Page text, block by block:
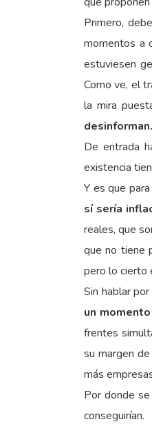
Primero,
momentos a
estuviesen
Como ve, el
la mira
desinforman.
De entrada
existencia
Y es que
sí sería
reales, que
que no tiene
pero lo cierto
Sin hablar
un
frentes
su margen
más
Por donde
conseguirían.